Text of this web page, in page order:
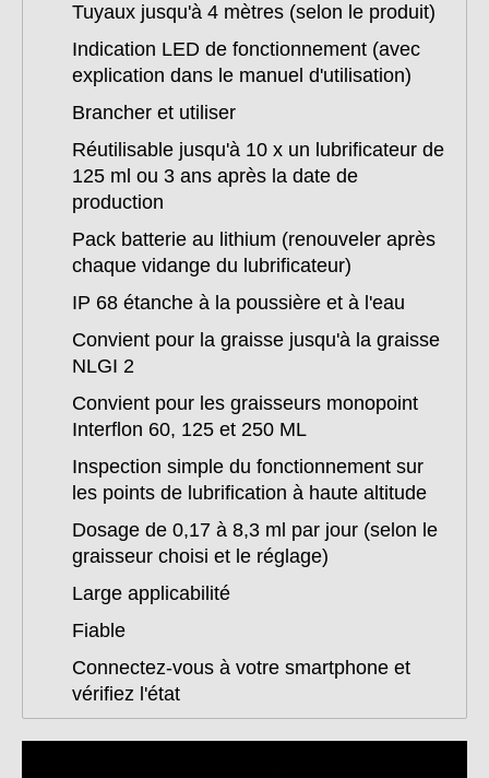
Tuyaux jusqu'à 4 mètres (selon le produit)
Indication LED de fonctionnement (avec
explication dans le manuel d'utilisation)
Brancher et utiliser
Réutilisable jusqu'à 10 x un lubrificateur de
125 ml ou 3 ans après la date de
production
Pack batterie au lithium (renouveler après
chaque vidange du lubrificateur)
IP 68 étanche à la poussière et à l'eau
Convient pour la graisse jusqu'à la graisse
NLGI 2
Convient pour les graisseurs monopoint
Interflon 60, 125 et 250 ML
Inspection simple du fonctionnement sur
les points de lubrification à haute altitude
Dosage de 0,17 à 8,3 ml par jour (selon le
graisseur choisi et le réglage)
Large applicabilité
Fiable
Connectez-vous à votre smartphone et
vérifiez l'état